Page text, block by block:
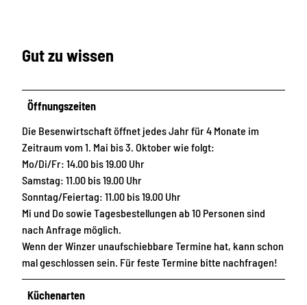
Gut zu wissen
Öffnungszeiten
Die Besenwirtschaft öffnet jedes Jahr für 4 Monate im
Zeitraum vom 1. Mai bis 3. Oktober wie folgt:
Mo/Di/Fr: 14.00 bis 19.00 Uhr
Samstag: 11.00 bis 19.00 Uhr
Sonntag/Feiertag: 11.00 bis 19.00 Uhr
Mi und Do sowie Tagesbestellungen ab 10 Personen sind
nach Anfrage möglich.
Wenn der Winzer unaufschiebbare Termine hat, kann schon
mal geschlossen sein. Für feste Termine bitte nachfragen!
Küchenarten